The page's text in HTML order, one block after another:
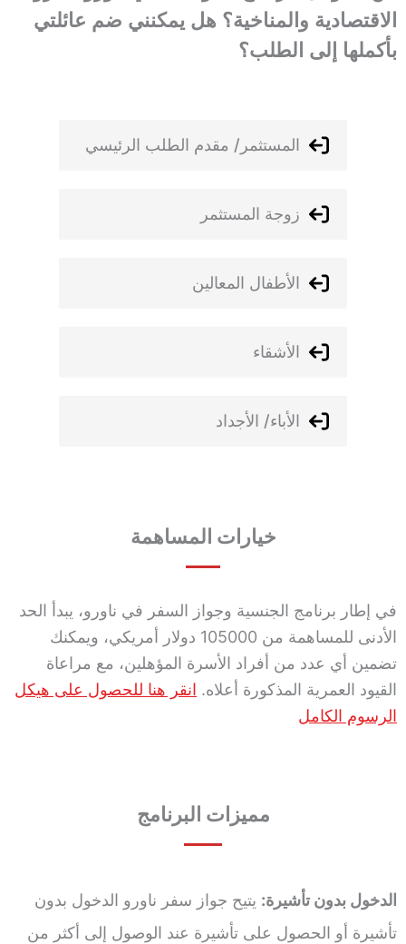
الاقتصادية والمناخية؟ هل يمكنني ضم عائلتي
بأكملها إلى الطلب؟
المستثمر/ مقدم الطلب الرئيسي
زوجة المستثمر
الأطفال المعالين
الأشقاء
الأباء/ الأجداد
خيارات المساهمة
في إطار برنامج الجنسية وجواز السفر في ناورو، يبدأ الحد
الأدنى للمساهمة من 105000 دولار أمريكي، ويمكنك
تضمين أي عدد من أفراد الأسرة المؤهلين، مع مراعاة
القيود العمرية المذكورة أعلاه. انقر هنا للحصول على هيكل
الرسوم الكامل
مميزات البرنامج
الدخول بدون تأشيرة: يتيح جواز سفر ناورو الدخول بدون
تأشيرة أو الحصول على تأشيرة عند الوصول إلى أكثر من